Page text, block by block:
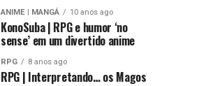
ANIME | MANGÁ 10 anos ago
KonoSuba | RPG e humor ‘no
sense’ em um divertido anime
RPG 8 anos ago
RPG | Interpretando… os Magos